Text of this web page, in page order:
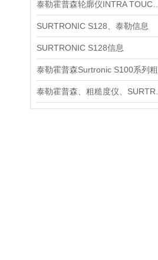
SURTRONIC S128、泰勒信息
SURTRONIC S128信息